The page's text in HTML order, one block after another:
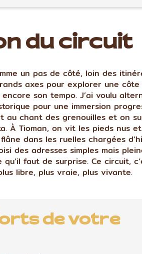
du circuit
un pas de côté, loin des
axes pour explorer une côte
son tempo. J’ai voulu
pour une immersion
au chant des grenouilles et on
À Tioman, on vit les pieds nus
dans les ruelles chargées
des adresses simples mais
faut de surprise. Ce circuit,
libre, plus vraie, plus vivante.
de votre